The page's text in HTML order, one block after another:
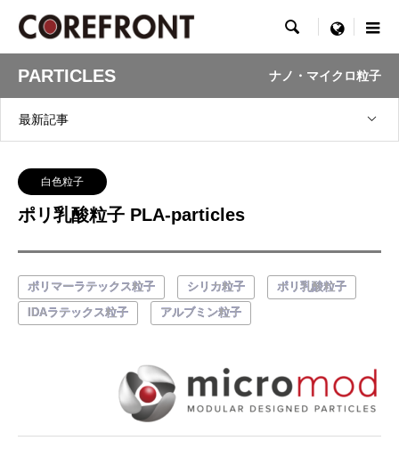
 menu
PARTICLES ナノ・マイクロ粒子
最新記事
白色粒子
ポリ乳酸粒子 PLA-particles
ポリマーラテックス粒子 シリカ粒子
ポリ乳酸粒子
IDAラテックス粒子
アルブミン粒子